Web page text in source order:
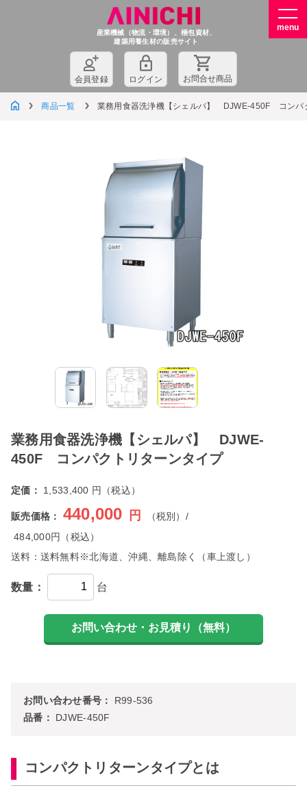
産業機械（物流・環境）、梱包資材、
建築用養生材の販売サイト
会員登録 ログイン お問合せ商品
商品一覧 業務用食器洗浄機【シェルパ】 DJWE-450F コンパ
業務用食器洗浄機【シェルパ】 DJWE-
450F コンパクトリターンタイプ
定価： 1,533,400 円（税込）
販売価格： 440,000 円
（税別）/
484,000円（税込）
送料： 送料無料※北海道、沖縄、離島除く（車上渡し）
数量： 台
お問い合わせ番号：
R99-536
品番：
DJWE-450F
コンパクトリターンタイプとは